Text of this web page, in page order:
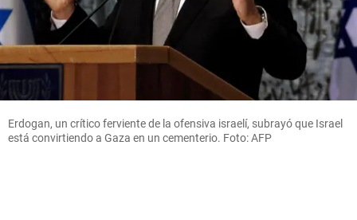
Erdogan, un crítico ferviente de la ofensiva israelí, subrayó que Israel
está convirtiendo a Gaza en un cementerio. Foto: AFP